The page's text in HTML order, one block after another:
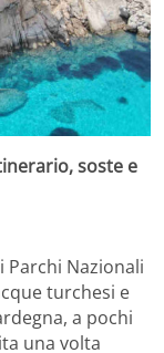
soste e
Parchi Nazionali
turchesi e
a pochi
una volta